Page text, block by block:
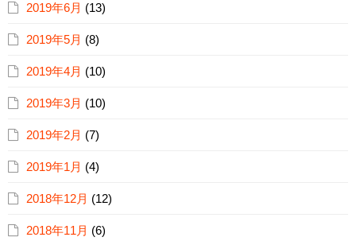
2019年6月 (13)
2019年5月 (8)
2019年4月 (10)
2019年3月 (10)
2019年2月 (7)
2019年1月 (4)
2018年12月 (12)
2018年11月 (6)